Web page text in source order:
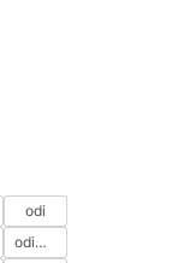
odi
odi备案